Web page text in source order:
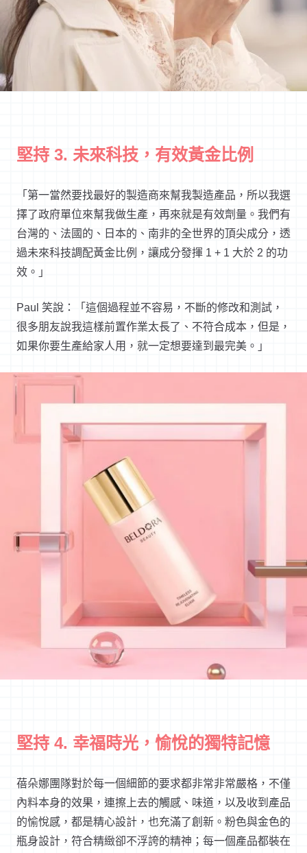
堅持 3. 未來科技，有效黃金比例
「第一當然要找最好的製造商來幫我製造產品，所以我選
擇了政府單位來幫我做生產，再來就是有效劑量。我們有
台灣的、法國的、日本的、南非的全世界的頂尖成分，透
過未來科技調配黃金比例，讓成分發揮 1 + 1 大於 2 的功
效。」
Paul 笑說：「這個過程並不容易，不斷的修改和測試，
很多朋友說我這樣前置作業太長了、不符合成本，但是，
如果你要生產給家人用，就一定想要達到最完美。」
堅持 4. 幸福時光，愉悅的獨特記憶
蓓朵娜團隊對於每一個細節的要求都非常非常嚴格，不僅
內料本身的效果，連擦上去的觸感、味道，以及收到產品
的愉悅感，都是精心設計，也充滿了創新。粉色與金色的
瓶身設計，符合精緻卻不浮誇的精神；每一個產品都裝在